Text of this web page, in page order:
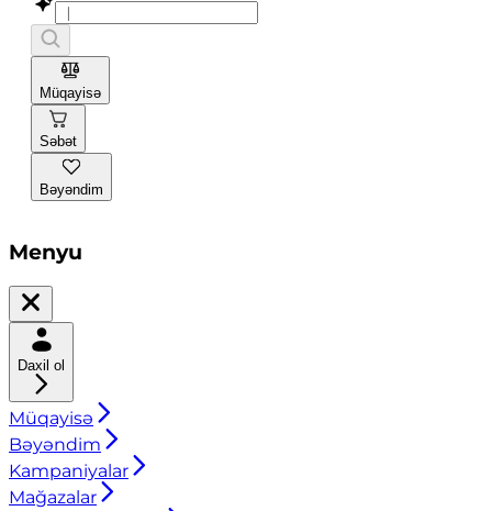
Müqayisə
Səbət
Bəyəndim
Menyu
Daxil ol
Müqayisə
Bəyəndim
Kampaniyalar
Mağazalar